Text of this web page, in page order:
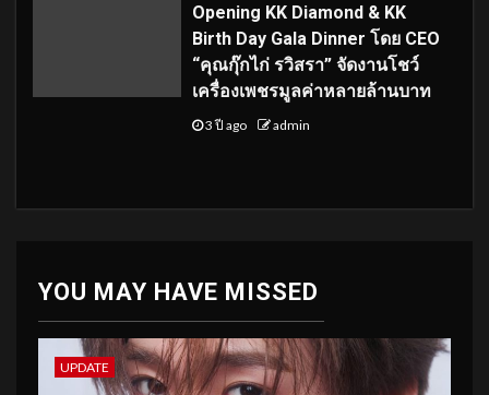
Opening KK Diamond & KK
Birth Day Gala Dinner โดย CEO
“คุณกุ๊กไก่ รวิสรา” จัดงานโชว์
เครื่องเพชรมูลค่าหลายล้านบาท
3 ปี ago admin
YOU MAY HAVE MISSED
UPDATE